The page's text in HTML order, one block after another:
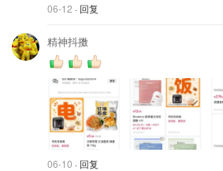
06-12 · 回复
精神抖擞
06-10 · 回复